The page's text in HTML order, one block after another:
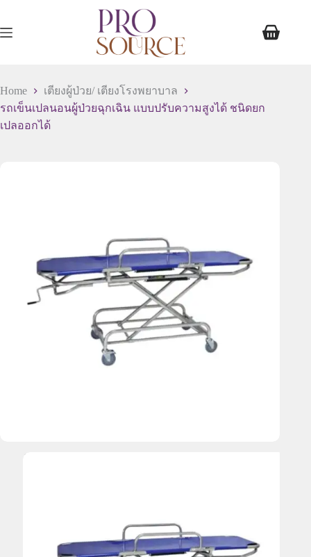
Home
เตียงผู้ป่วย/ เตียงโรงพยาบาล
รถเข็นเปลนอนผู้ป่วยฉุกเฉิน แบบปรับความสูงได้ ชนิดยก
เปลออกได้